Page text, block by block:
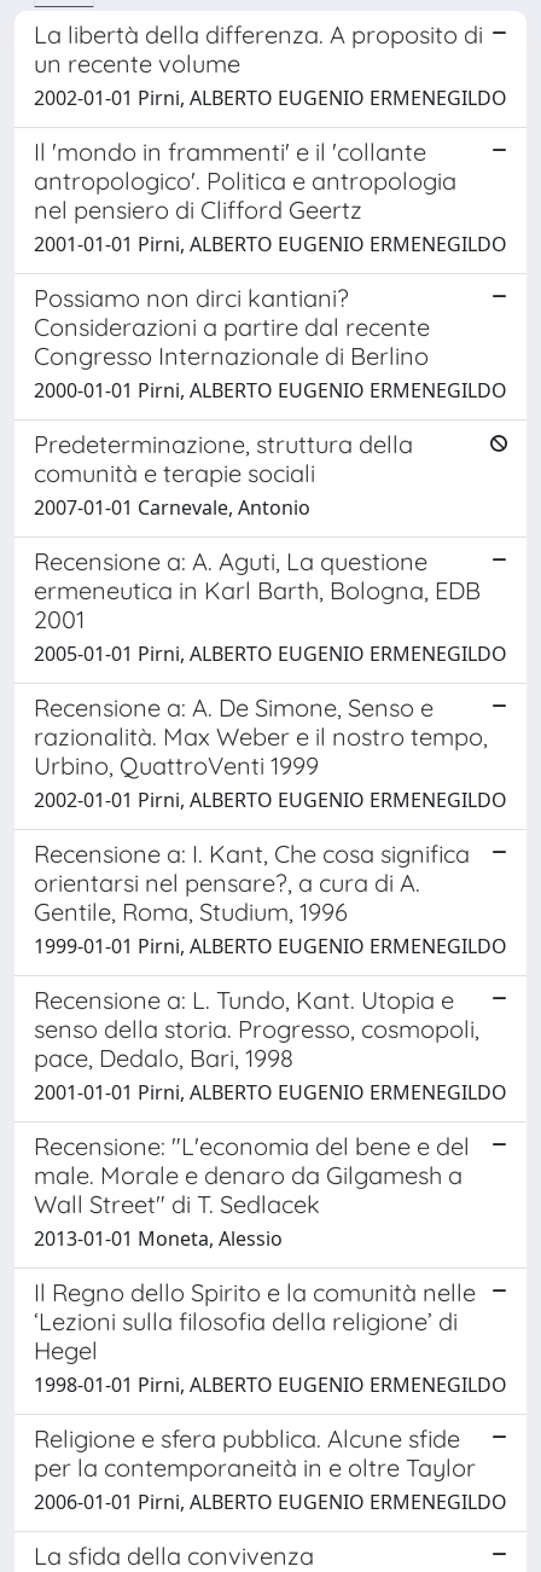
La libertà della differenza. A proposito di
un recente volume
2002-01-01 Pirni, ALBERTO EUGENIO ERMENEGILDO
Il 'mondo in frammenti' e il 'collante
antropologico'. Politica e antropologia
nel pensiero di Clifford Geertz
2001-01-01 Pirni, ALBERTO EUGENIO ERMENEGILDO
Possiamo non dirci kantiani?
Considerazioni a partire dal recente
Congresso Internazionale di Berlino
2000-01-01 Pirni, ALBERTO EUGENIO ERMENEGILDO
Predeterminazione, struttura della
comunità e terapie sociali
2007-01-01 Carnevale, Antonio
Recensione a: A. Aguti, La questione
ermeneutica in Karl Barth, Bologna, EDB
2001
2005-01-01 Pirni, ALBERTO EUGENIO ERMENEGILDO
Recensione a: A. De Simone, Senso e
razionalità. Max Weber e il nostro tempo,
Urbino, QuattroVenti 1999
2002-01-01 Pirni, ALBERTO EUGENIO ERMENEGILDO
Recensione a: I. Kant, Che cosa significa
orientarsi nel pensare?, a cura di A.
Gentile, Roma, Studium, 1996
1999-01-01 Pirni, ALBERTO EUGENIO ERMENEGILDO
Recensione a: L. Tundo, Kant. Utopia e
senso della storia. Progresso, cosmopoli,
pace, Dedalo, Bari, 1998
2001-01-01 Pirni, ALBERTO EUGENIO ERMENEGILDO
Recensione: "L'economia del bene e del
male. Morale e denaro da Gilgamesh a
Wall Street" di T. Sedlacek
2013-01-01 Moneta, Alessio
Il Regno dello Spirito e la comunità nelle
‘Lezioni sulla filosofia della religione’ di
Hegel
1998-01-01 Pirni, ALBERTO EUGENIO ERMENEGILDO
Religione e sfera pubblica. Alcune sfide
per la contemporaneità in e oltre Taylor
2006-01-01 Pirni, ALBERTO EUGENIO ERMENEGILDO
La sfida della convivenza